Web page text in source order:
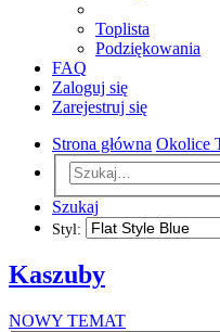
Toplista
Podziękowania
FAQ
Zaloguj się
Zarejestruj się
Strona główna Okolice
Szukaj
Styl:
Kaszuby
NOWY TEMAT